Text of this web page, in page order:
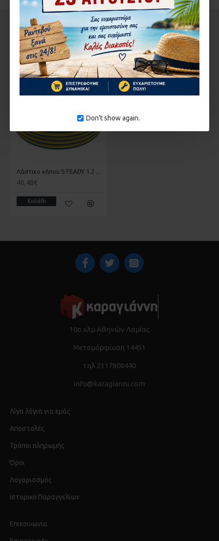
Don't show again.
ΔΕΊΤΕ ΑΚΌΜΑ ΑΠΌ ΤΟΝ ΊΔΙΟ ΚΑΤΑΣΚΕΥΑΣΤΉ
ΣΤΗΝ ΄ΙΔΙΑ ΚΑΤΗΓΟΡΊΑ
1-10 ΗΜΈΡΕΣ
Λάστιχο κήπου STEADY 1.2 50m LAVPLAST ADG 12S 50
40,48€
Καλάθι
10ο χλμ Αθηνών Λαμίας
Μεταμόρφωση 14451
τηλ 2117808440
info@karagianni.com
Λίγα λόγια για εμάς
Αποστολές
Τρόποι πληρωμής
Όροι
Λογαριασμός
Ιστορικό Παραγγελίων
Επικοινωνία